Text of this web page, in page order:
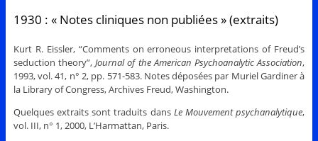
1930 : « Notes cliniques non publiées » (extraits)
Kurt R. Eissler, “Comments on erroneous interpretations of Freud’s
seduction theory”,Journal of the American Psychoanalytic Association,
1993, vol. 41, n° 2, pp. 571-583. Notes déposées par Muriel Gardiner à
la Library of Congress, Archives Freud, Washington.
Quelques extraits sont traduits dans Le Mouvement psychanalytique,
vol. III, n° 1, 2000, L’Harmattan, Paris.